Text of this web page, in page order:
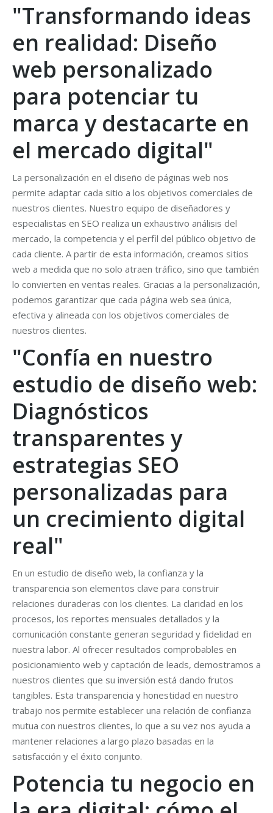
"Transformando ideas
en realidad: Diseño
web personalizado
para potenciar tu
marca y destacarte en
el mercado digital"
La personalización en el diseño de páginas web nos
permite adaptar cada sitio a los objetivos comerciales de
nuestros clientes. Nuestro equipo de diseñadores y
especialistas en SEO realiza un exhaustivo análisis del
mercado, la competencia y el perfil del público objetivo de
cada cliente. A partir de esta información, creamos sitios
web a medida que no solo atraen tráfico, sino que también
lo convierten en ventas reales. Gracias a la personalización,
podemos garantizar que cada página web sea única,
efectiva y alineada con los objetivos comerciales de
nuestros clientes.
"Confía en nuestro
estudio de diseño web:
Diagnósticos
transparentes y
estrategias SEO
personalizadas para
un crecimiento digital
real"
En un estudio de diseño web, la confianza y la
transparencia son elementos clave para construir
relaciones duraderas con los clientes. La claridad en los
procesos, los reportes mensuales detallados y la
comunicación constante generan seguridad y fidelidad en
nuestra labor. Al ofrecer resultados comprobables en
posicionamiento web y captación de leads, demostramos a
nuestros clientes que su inversión está dando frutos
tangibles. Esta transparencia y honestidad en nuestro
trabajo nos permite establecer una relación de confianza
mutua con nuestros clientes, lo que a su vez nos ayuda a
mantener relaciones a largo plazo basadas en la
satisfacción y el éxito conjunto.
Potencia tu negocio en